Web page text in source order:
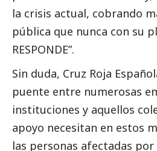
la crisis actual, cobrando
pública que nunca con su
RESPONDE”.
Sin duda, Cruz Roja
puente entre numerosas
instituciones y aquellos
apoyo necesitan en estos
las personas afectadas